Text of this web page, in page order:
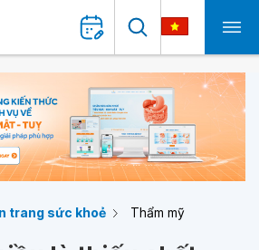
trang sức khoẻ Thẩm mỹ